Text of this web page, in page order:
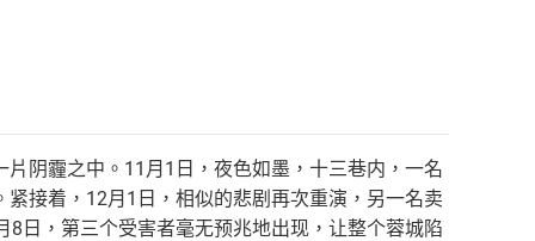
阴霾之中。11月1日，夜色如墨，十三巷内，一名
接着，12月1日，相似的悲剧再次重演，另一名卖
日，第三个受害者毫无预兆地出现，让整个蓉城陷